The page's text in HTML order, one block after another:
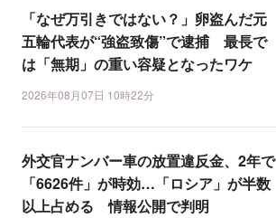
「なぜ万引きではない？」卵盗んだ元
五輪代表が“強盗致傷”で逮捕 最長で
は「無期」の重い容疑となったワケ
2026年08月07日 10時22分
外交官ナンバー車の放置違反金、2年で
「6626件」が時効…「ロシア」が半数
以上占める 情報公開で判明